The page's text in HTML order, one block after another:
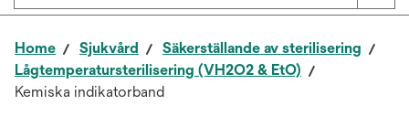
Home Sjukvård
Säkerställande av sterilisering
Lågtemperatursterilisering (VH2O2 & EtO)
Kemiska indikatorband